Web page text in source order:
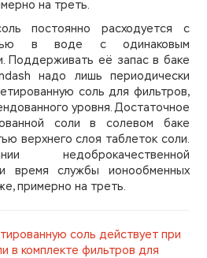
на треть.
постоянно расходуется с
вводе содинаковым
Поддерживать её запас в баке
надо лишьпериодически
сольдля фильтров,
уровня.Достаточное
соли всолевомбаке
верхнего слоя таблеток соли.
недоброкачественной
время службы ионообменных
примерно на треть.
соль действует при
в комплекте фильтров для